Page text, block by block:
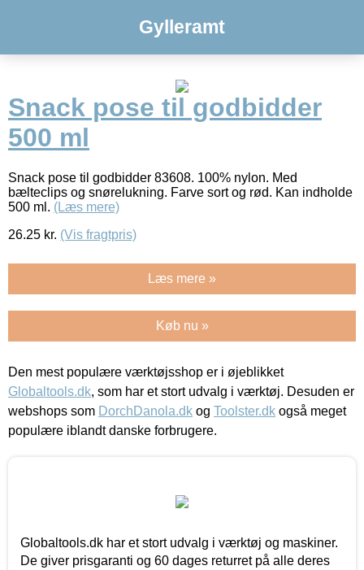
Gylleramt
Snack pose til godbidder
500 ml
Snack pose til godbidder 83608. 100% nylon. Med
bælteclips og snørelukning. Farve sort og rød. Kan indholde
500 ml. (Læs mere)
26.25 kr. (Vis fragtpris)
Læs mere »
Køb nu »
Den mest populære værktøjsshop er i øjeblikket
Globaltools.dk, som har et stort udvalg i værktøj. Desuden er
webshops som DorchDanola.dk og Toolster.dk også meget
populære iblandt danske forbrugere.
Globaltools.dk har et stort udvalg i værktøj og maskiner.
De giver prisgaranti og 60 dages returret på alle deres